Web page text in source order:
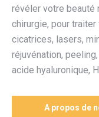
révéler votre beauté
chirurgie, pour
cicatrices, lasers,
réjuvénation,
acide hyaluronique,
A propos de